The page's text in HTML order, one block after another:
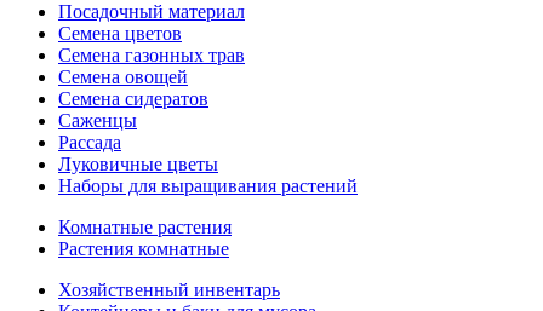
Посадочный материал
Семена цветов
Семена газонных трав
Семена овощей
Семена сидератов
Саженцы
Рассада
Луковичные цветы
Наборы для выращивания растений
Комнатные растения
Растения комнатные
Хозяйственный инвентарь